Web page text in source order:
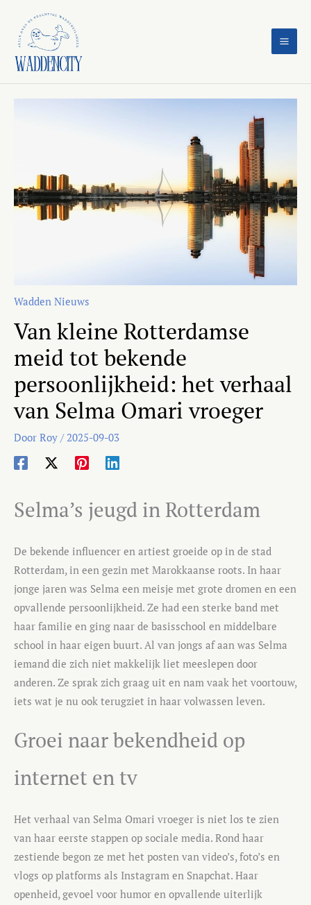
inhoud
Wadden Nieuws
Van kleine Rotterdamse
meid tot bekende
persoonlijkheid: het verhaal
van Selma Omari vroeger
Door Roy /2025-09-03
Selma’s jeugd in Rotterdam
De bekende influencer en artiest groeide op in de stad
Rotterdam, in een gezin met Marokkaanse roots. In haar
jonge jaren was Selma een meisje met grote dromen en een
opvallende persoonlijkheid. Ze had een sterke band met
haar familie en ging naar de basisschool en middelbare
school in haar eigen buurt. Al van jongs af aan was Selma
iemand die zich niet makkelijk liet meeslepen door
anderen. Ze sprak zich graag uit en nam vaak het voortouw,
iets wat je nu ook terugziet in haar volwassen leven.
Groei naar bekendheid op
internet en tv
Het verhaal van Selma Omari vroeger is niet los te zien
van haar eerste stappen op sociale media. Rond haar
zestiende begon ze met het posten van video’s, foto’s en
vlogs op platforms als Instagram en Snapchat. Haar
openheid, gevoel voor humor en opvallende uiterlijk